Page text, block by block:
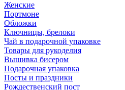
Женские
Портмоне
Обложки
Ключницы, брелоки
Чай в подарочной упаковке
Товары для рукоделия
Вышивка бисером
Подарочная упаковка
Посты и праздники
Рождественский пост